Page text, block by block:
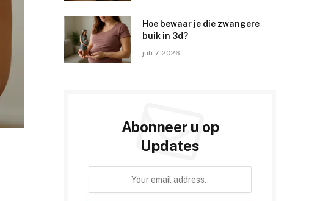
Hoe bewaar je die zwangere
buik in 3d?
juli 7, 2026
Abonneer u op
Updates